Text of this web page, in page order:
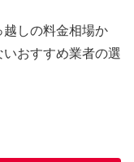
越しの料金相場か
おすすめ業者の選